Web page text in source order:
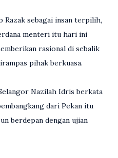
Razak sebagai insan terpilih,
menteri itu hari ini
rasional di sebalik
pihak berkuasa.
Nazilah Idris berkata
dari Pekan itu
berdepan dengan ujian